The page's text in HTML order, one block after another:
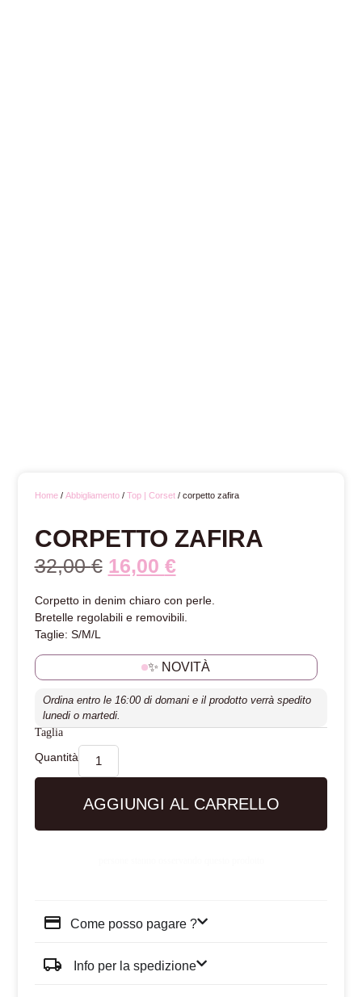
Home/ Abbigliamento/ Top | Corset/ corpetto zafira
CORPETTO ZAFIRA
32,00€ 16,00 €
Corpetto in denim chiaro con perle.
Bretelle regolabili e removibili.
Taglie: S/M/L
✨ NOVITÀ
Ordina entro le 16:00 di domani e il prodotto verrà spedito
lunedi o martedi.
Taglia
AGGIUNGI AL CARRELLO
Come posso pagare ?
Info per la spedizione